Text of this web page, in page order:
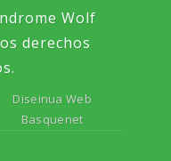
Wolf
derechos
Diseinua Web
Basquenet